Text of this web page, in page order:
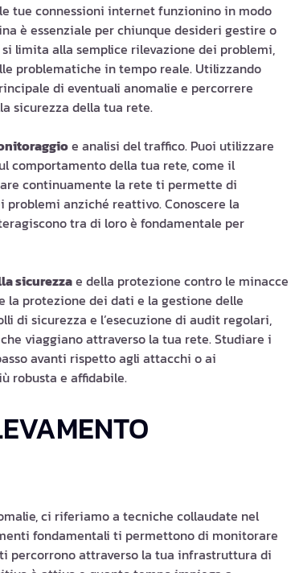
tue connessioni internet funzionino in modo
è essenziale per chiunque desideri gestire o
limita alla semplice rilevazione dei problemi,
problematiche in tempo reale. Utilizzando
di eventuali anomalie e percorrere
sicurezza della tua rete.
e analisi del traffico. Puoi utilizzare
comportamento della tua rete, come il
continuamente la rete ti permette di
anziché reattivo. Conoscere la
tra di loro è fondamentale per
sicurezzae della protezione contro le minacce
la protezione dei dati e la gestione delle
di sicurezza e l’esecuzione di audit regolari,
viaggiano attraverso la tua rete. Studiare i
avanti rispetto agli attacchi o ai
robusta e affidabile.
ci riferiamo a tecniche collaudate nel
fondamentali ti permettono di monitorare
percorrono attraverso la tua infrastruttura di